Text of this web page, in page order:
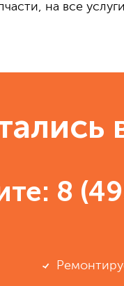
на все
8